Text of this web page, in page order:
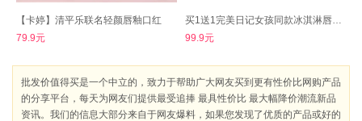
【卡婷】清平乐联名轻颜唇釉口红
79.9元
99.9元
批发价值得买是一个中立的，致力于帮助广大网友买到更有性价比网购产品
的分享平台，每天为网友们提供最受追捧 最具性价比 最大幅降价潮流新品
资讯。我们的信息大部分来自于网友爆料，如果您发现了优质的产品或好的